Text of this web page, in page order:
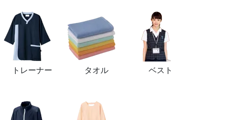
トレーナー タオル ベスト